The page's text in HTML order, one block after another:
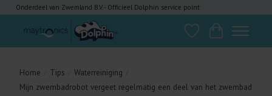
Onderdeel van Zwemland B.V. - Officieel Dolphin service point
VerlanglijstWinkelwagen
Home Tips Waterreiniging
Mijn zwembadrobot vergeet regelmatig een deel van het zwembad